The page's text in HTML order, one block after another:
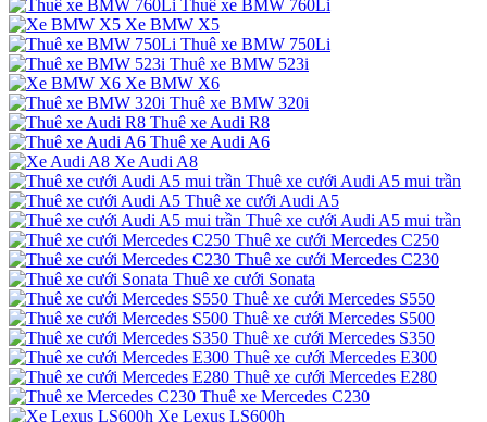
Thuê xe BMW 760Li
Xe BMW X5
Thuê xe BMW 750Li
Thuê xe BMW 523i
Xe BMW X6
Thuê xe BMW 320i
Thuê xe Audi R8
Thuê xe Audi A6
Xe Audi A8
Thuê xe cưới Audi A5 mui trần
Thuê xe cưới Audi A5
Thuê xe cưới Audi A5 mui trần
Thuê xe cưới Mercedes C250
Thuê xe cưới Mercedes C230
Thuê xe cưới Sonata
Thuê xe cưới Mercedes S550
Thuê xe cưới Mercedes S500
Thuê xe cưới Mercedes S350
Thuê xe cưới Mercedes E300
Thuê xe cưới Mercedes E280
Thuê xe Mercedes C230
Xe Lexus LS600h